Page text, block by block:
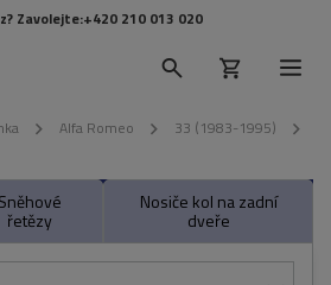
Zavolejte:+420 210 013 020
Alfa Romeo 33 (1983-1995)
Sněhové
řetězy
Nosiče kol na zadní
dveře